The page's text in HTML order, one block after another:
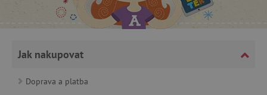
Jak nakupovat
Doprava a platba
cjConsent